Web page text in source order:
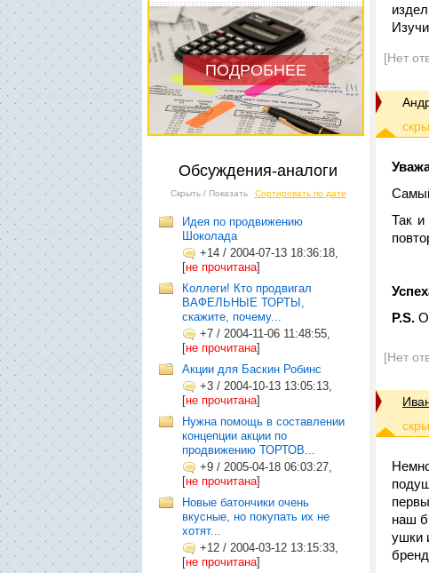
ПОДРОБНЕЕ
Обсуждения-аналоги
Скрыть / Показать Сортировать по дате
Идея по продвижению
Шоколада
+14 / 2004-07-13 18:36:18,
[не прочитана]
Коллеги! Кто продвигал
ВАФЕЛЬНЫЕ ТОРТЫ,
скажите, почему...
+7 / 2004-11-06 11:48:55,
[не прочитана]
Акции для Баскин Робинс
+3 / 2004-10-13 13:05:13,
[не прочитана]
Нужна помощь в составлении
концепции акции по
продвижению ТОРТОВ...
+9 / 2005-04-18 06:03:27,
[не прочитана]
Новые батончики очень
вкусные, но покупать их не
хотят...
+12 / 2004-03-12 13:15:33,
[не прочитана]
[Нет
Так и
P.S.
[Нет
наш
ушки